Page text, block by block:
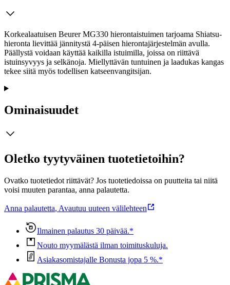
Korkealaatuisen Beurer MG330 hierontaistuimen tarjoama Shiatsu-
hieronta lievittää jännitystä 4-päisen hierontajärjestelmän avulla.
Päällystä voidaan käyttää kaikilla istuimilla, joissa on riittävä
istuinsyvyys ja selkänoja. Miellyttävän tuntuinen ja laadukas kangas
tekee siitä myös todellisen katseenvangitsijan.
Ominaisuudet
Oletko tyytyväinen tuotetietoihin?
Ovatko tuotetiedot riittävät? Jos tuotetiedoissa on puutteita tai niitä
voisi muuten parantaa, anna palautetta.
Anna palautetta, Avautuu uuteen välilehteen
Ilmainen palautus 30 päivää.*
Nouto myymälästä ilman toimituskuluja.
Asiakasomistajalle Bonusta jopa 5 %.*